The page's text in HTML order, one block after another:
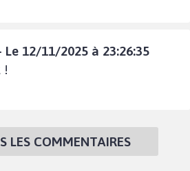
12/11/2025 à 23:26:35
!
LES COMMENTAIRES